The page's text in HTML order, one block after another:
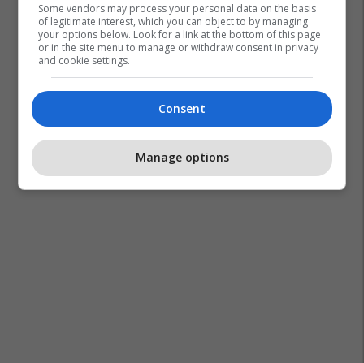
Besnik Osmani Barazia Gjinore
Some vendors may process your personal data on the basis
of legitimate interest, which you can object to by managing
your options below. Look for a link at the bottom of this page
or in the site menu to manage or withdraw consent in privacy
and cookie settings.
Consent
Manage options